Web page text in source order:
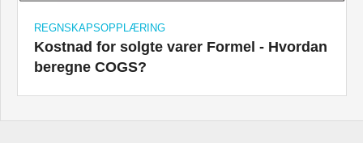
REGNSKAPSOPPLÆRING
Kostnad for solgte varer Formel - Hvordan
beregne COGS?